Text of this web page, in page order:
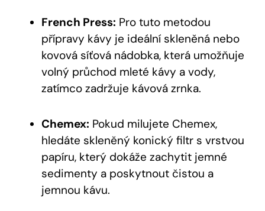
French Press: Pro tuto metodou
přípravy kávy je ideální skleněná nebo
kovová síťová nádobka, která umožňuje
volný průchod mleté kávy a vody,
zatímco zadržuje kávová zrnka.
Chemex: Pokud milujete Chemex,
hledáte skleněný konický filtr s vrstvou
papíru, který dokáže zachytit jemné
sedimenty a poskytnout čistou a
jemnou kávu.